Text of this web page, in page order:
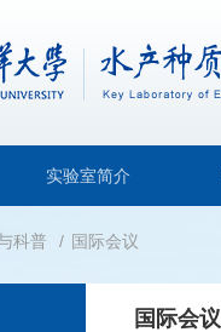
实验室简介
科普 国际会议
国际会议